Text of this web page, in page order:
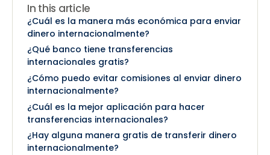
In this article
¿Cuál es la manera más económica para enviar
dinero internacionalmente?
¿Qué banco tiene transferencias
internacionales gratis?
¿Cómo puedo evitar comisiones al enviar dinero
internacionalmente?
¿Cuál es la mejor aplicación para hacer
transferencias internacionales?
¿Hay alguna manera gratis de transferir dinero
internacionalmente?